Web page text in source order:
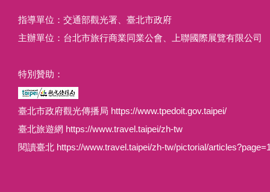
指導單位：交通部觀光署、臺北市政府
主辦單位：台北市旅行商業同業公會、上聯國際展覽有限公司
特別贊助：
臺北市政府觀光傳播局 https://www.tpedoit.gov.taipei/
臺北旅遊網 https://www.travel.taipei/zh-tw
閱讀臺北 https://www.travel.taipei/zh-tw/pictorial/